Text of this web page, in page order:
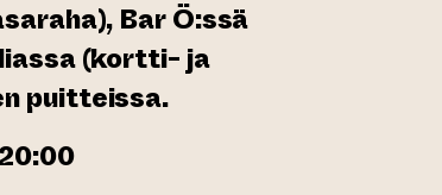
Bar Ö:ssä
(kortti- ja
puitteissa.